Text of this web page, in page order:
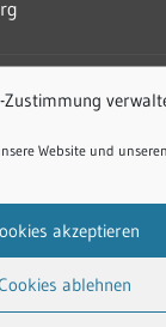
Zustimmung
Website und
akzeptieren
ablehnen
Impressum